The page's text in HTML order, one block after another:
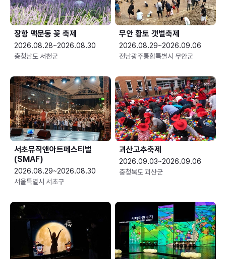
장항 맥문동 꽃 축제
2026.08.28~2026.08.30
충청남도 서천군
무안 황토 갯벌축제
2026.08.29~2026.09.06
전남광주통합특별시 무안군
서초뮤직앤아트페스티벌
(SMAF)
2026.08.29~2026.08.30
서울특별시 서초구
괴산고추축제
2026.09.03~2026.09.06
충청북도 괴산군